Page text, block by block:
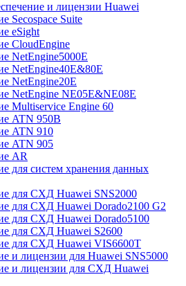
и лицензии Huawei
Secospace Suite
eSight
CloudEngine
NetEngine5000E
NetEngine40E&80E
NetEngine20E
NetEngine NE05E&NE08E
Multiservice Engine 60
ATN 950B
ATN 910
ATN 905
AR
для систем хранения данных
для СХД Huawei SNS2000
для СХД Huawei Dorado2100 G2
для СХД Huawei Dorado5100
для СХД Huawei S2600
для СХД Huawei VIS6600T
и лицензии для Huawei SNS5000
и лицензии для СХД Huawei